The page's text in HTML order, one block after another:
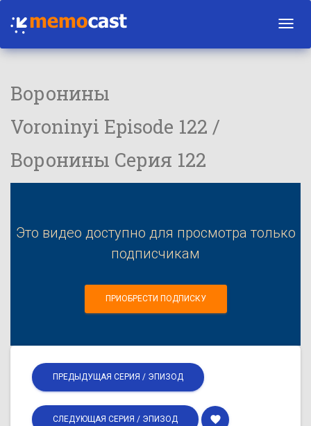
Воронины
Voroninyi Episode 122 /
Воронины Серия 122
Это видео доступно для просмотра только
подписчикам
ПРИОБРЕСТИ ПОДПИСКУ
ПРЕДЫДУЩАЯ СЕРИЯ / ЭПИЗОД
СЛЕДУЮЩАЯ СЕРИЯ / ЭПИЗОД favorite